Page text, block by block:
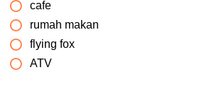
cafe
rumah makan
flying fox
ATV